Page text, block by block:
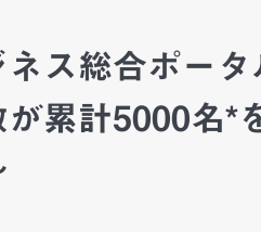
ンバー紹介
ープ企業
ポンサーシップ・PR活動
人材活用サービス
ビス紹介動画
ライブラリ
関するお問合せ
ス総合ポー
累計5000名*